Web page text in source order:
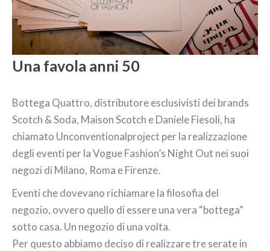
Una favola anni 50
Bottega Quattro, distributore esclusivisti dei brands
Scotch & Soda, Maison Scotch e Daniele Fiesoli, ha
chiamato Unconventionalproject per la realizzazione
degli eventi per la Vogue Fashion’s Night Out nei suoi
negozi di Milano, Roma e Firenze.
Eventi che dovevano richiamare la filosofia del
negozio, ovvero quello di essere una vera “bottega”
sotto casa. Un negozio di una volta.
Per questo abbiamo deciso di realizzare tre serate in